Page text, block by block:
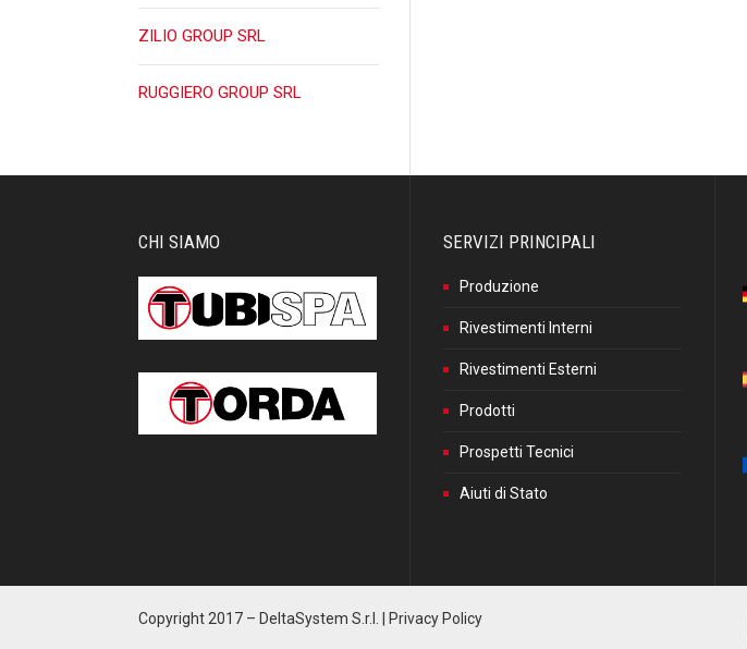
ZILIO GROUP SRL
RUGGIERO GROUP SRL
CHI SIAMO SERVIZI PRINCIPALI
Produzione
Rivestimenti Interni
Rivestimenti Esterni
Prodotti
Prospetti Tecnici
Aiuti di Stato
Copyright 2017 – DeltaSystem S.r.l. Privacy Policy